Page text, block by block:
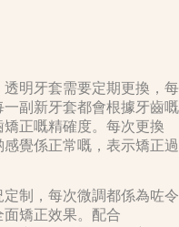
明牙套需要定期更換，每
副新牙套都會根據牙齒嘅
正嘅精確度。每次更換
覺係正常嘅，表示矯正過
制，每次微調都係為咗令
矯正效果。配合